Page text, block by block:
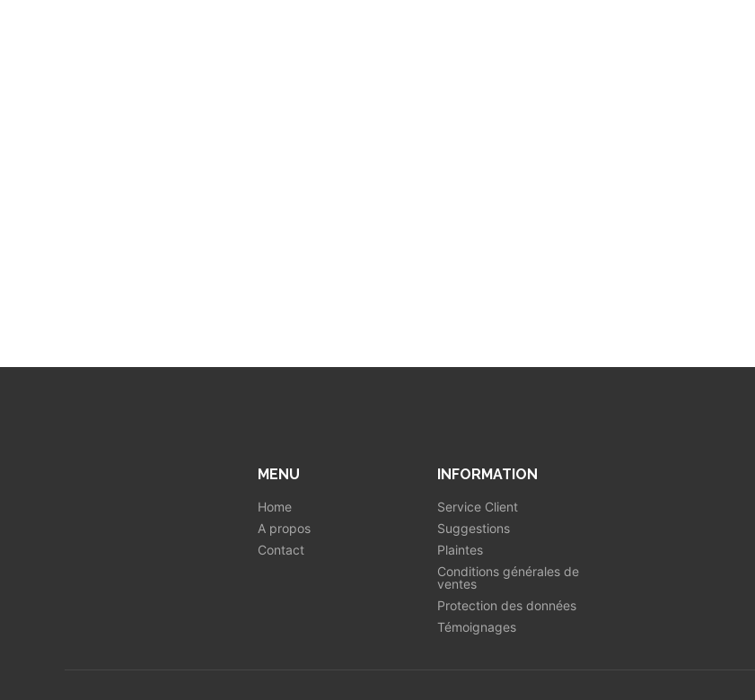
MENU
Home
A propos
Contact
INFORMATION
Service Client
Suggestions
Plaintes
Conditions générales de
ventes
Protection des données
Témoignages